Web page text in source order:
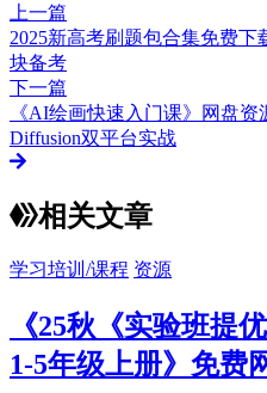
上一篇
2025新高考刷题包合集免费
块备考
下一篇
《AI绘画快速入门课》网盘资
Diffusion双平台实战
相关文章
学习培训/课程 资源
《25秋《实验班提
1-5年级上册》免费